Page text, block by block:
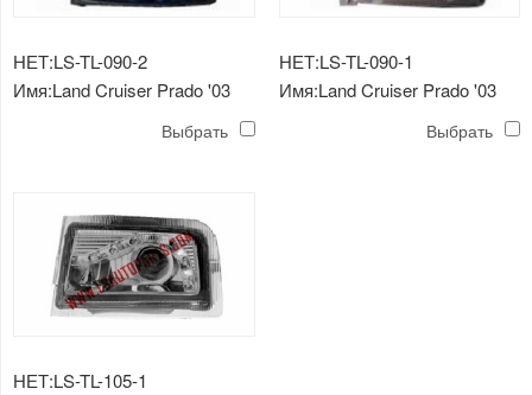
НЕТ:LS-TL-090-2
Имя:Land Cruiser Prado '03
Выбрать
НЕТ:LS-TL-090-1
Имя:Land Cruiser Prado '03
FJ90 светодиодный фонарь
Выбрать
НЕТ:LS-TL-105-1